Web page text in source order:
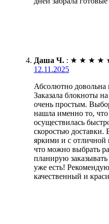
Даша Ч. : ★ ★ ★ ★
12.11.2025
Абсолютно довольна
Заказала блокноты на
очень простым.
нашла именно то, что
осуществилась
скоростью доставки.
яркими и с отличной
что можно выбрать
планирую
уже есть!
качественный и